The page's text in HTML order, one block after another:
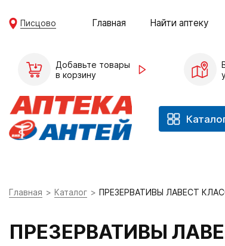
Писцово Главная Найти аптеку
Добавьте товары
в корзину
Главная Каталог ПРЕЗЕРВАТИВЫ ЛАВЕСТ
ПРЕЗЕРВАТИВЫ